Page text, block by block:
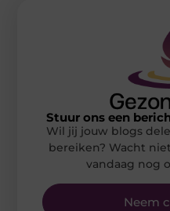
Stuur ons een
Wil jij jouw blogs
bereiken? Wacht
vandaag nog
Neem